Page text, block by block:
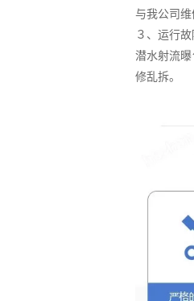
与我公司
３、运行
潜水射流
修乱拆。